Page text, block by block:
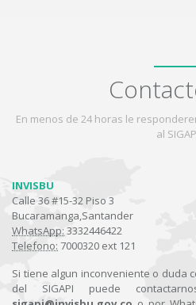
En menos de 24 horas le
al
INVISBU
Calle 36 #15-32 Piso 3
Bucaramanga,Santander
WhatsApp: 3332446422
Telefono: 7000320 ext 121
Si tiene algun inconveniente o duda
del SIGAPI puede